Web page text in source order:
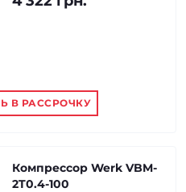
В РАССРОЧКУ
Компрессор Werk VBM-
2T0.4-100